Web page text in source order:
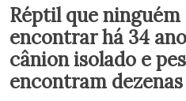
Réptil que
encontrar há 34
cânion isolado e
encontram